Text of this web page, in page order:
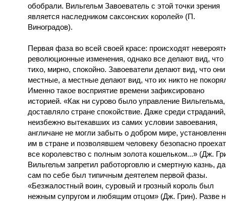
обобрали. Вильгельм Завоеватель с этой точки зрения
является наследником саксонских королей» (П.
Виноградов).
Первая фаза во всей своей красе: происходят
революционные изменения, однако все делают вид, что
тихо, мирно, спокойно. Завоеватели делают вид, что они
местные, а местные делают вид, что их никто не
Именно такое восприятие времени зафиксировано
историей. «Как ни сурово было управление
доставляло стране спокойствие. Даже среди страданий,
неизбежно вытекавших из самих условии завоевания,
англичане не могли забыть о добром мире,
им в стране и позволявшем человеку безопасно
все королевство с полным золота кошельком...» (Дж.
Вильгельм запретил работорговлю и смертную казнь,
сам по себе был типичным деятелем первой фазы.
«Безжалостный воин, суровый и грозный король был
нежным супругом и любящим отцом» (Дж. Грин). Разве